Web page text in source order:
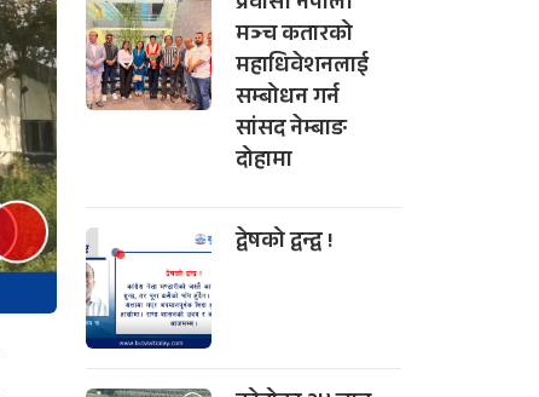
मञ्च कतारको
महाधिवेशनलाई
सम्बोधन गर्न
सांसद नेम्बाङ
दोहामा
द्वेषको द्वन्द्व !